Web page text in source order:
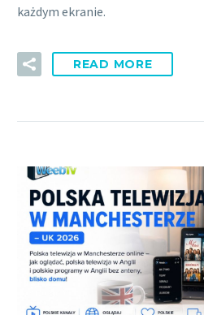
każdym ekranie.
READ MORE